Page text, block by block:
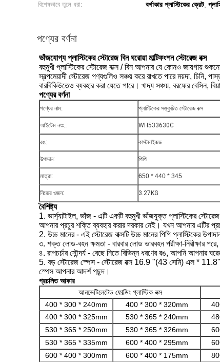
বিশেষভাবে তুলে ধরা:
বর্গাকার প্লাস্টিকের ক্রেট,
পণ্যের বর্ণনা
ভাঁজযোগ্য প্লাস্টিকের স্টোরেজ বিন ঘরোয়া মাল্টিফংশন স্টোরেজ বক্স
বহুমুখী প্লাস্টিকের স্টোরেজ বাক্স / বিন আপনার যে কোনও জায়গায় শুকনো
স্বল্পমেয়াদী স্টোরেজ পণ্যগুলিও সঞ্চয় করে রাখতে পারে ময়দা, চিনি,
বারবিকিউতেও ব্যবহার করা যেতে পারে। খাদ্য সঞ্চয়, বরফের বেসিন,
পণ্যের বর্ণনা
পণ্যের নাম: প্লাস্টিকের সঙ্কুচিত স্টোরেজ বক্স
আইটেম নংঃ.: WH533630C
রঙ: কাস্টমাইজড
উপাদান: পিপি
মাত্রা: 650 * 440 * 345
নিজের ওজন: 3.27KG
বৈশিষ্ট্য
1. ভার্স্যাটাইল, ভাঁজ - এটি একটি বহুমুখী ভাঁজযুক্ত প্লাস্টিকের
আপনার প্রচুর শক্তি ব্যবহার করার দরকার নেই। যখন আপনার এটির
2. উচ্চ মানের - এই স্টোরেজ বাক্সটি উচ্চ মানের পিপি প্লাস্টিকের
৩. শক্ত লোড-বহন ক্ষমতা - বারবার লোড ভারবহন পরীক্ষা-নিরীক্ষার
৪. রূপচর্চার সৌন্দর্য - বেছে নিতে বিভিন্ন ধরণের রঙ, আপনি আপনার
5. বড় স্টোরেজ স্পেস - স্টোরেজ বক্স 16.9 "(43 সেমি) এল *
স্পেস আপনার আদর্শ পছন্দ।
প্রচলিত আকার
আনভেটিলেটেড ফোল্ডিং প্লাস্টিক বক্স
400 * 300 * 240mm
400 * 300 * 320mm
400 * 300 * 325mm
530 * 365 * 240mm
530 * 365 * 250mm
530 * 365 * 326mm
530 * 365 * 335mm
600 * 400 * 295mm
600 * 400 * 300mm
600 * 400 * 175mm